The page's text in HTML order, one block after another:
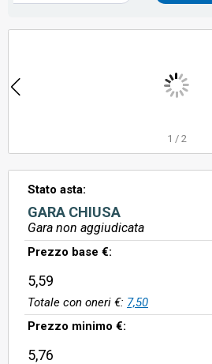
1 / 2
Stato asta:
GARA CHIUSA
Gara non aggiudicata
Prezzo base €:
5,59
Totale con oneri €: 7,50
Prezzo minimo €:
5,76